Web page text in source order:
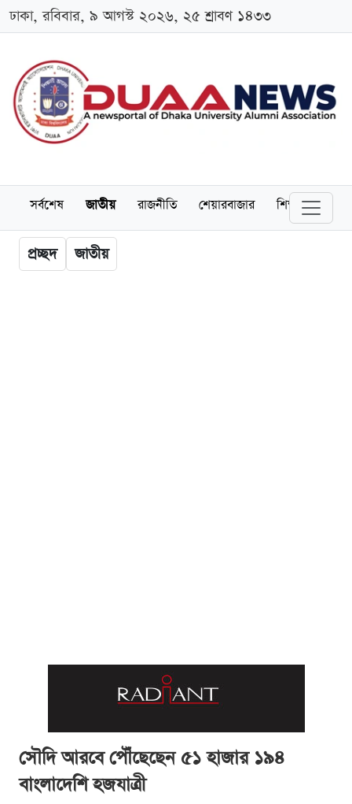
ঢাকা, রবিবার, ৯ আগস্ট ২০২৬, ২৫ শ্রাবণ ১৪৩৩
সর্বশেষ জাতীয় রাজনীতি শেয়ারবাজার শিক্ষা
প্রচ্ছদ জাতীয়
সৌদি আরবে পৌঁছেছেন ৫১ হাজার ১৯৪
বাংলাদেশি হজযাত্রী